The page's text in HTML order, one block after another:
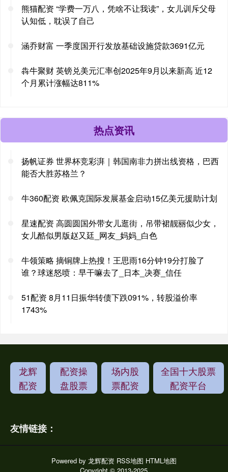
熊猫配资 “学费一万八，凭啥不让我读”，女儿训斥父母
认知低，耽误了自己
涵乔财富 一季度国开行发放基础设施贷款3691亿元
犇牛聚财 英镑兑美元汇率创2025年9月以来新高 近12
个月累计涨幅达811%
热点资讯
扬帆证券 世界杯竞彩湃｜韩国南非力拼出线资格，巴西
能否大胜苏格兰？
牛360配资 欧佩克国际发展基金启动15亿美元援助计划
星速配资 高圆圆国外带女儿逛街，吊带裙靓丽似少女，
女儿酷似男版赵又廷_网友_妈妈_白色
牛领策略 摘铜牌上热搜！王思雨16分钟19分打脸了
谁？球迷怒喷：早干嘛去了_日本_决赛_信任
51配资 8月11日振华转债下跌091%，转股溢价率
1743%
龙辉
配资
配资操
盘股票
场内股
票配资
全国十大股票
配资平台
友情链接：
Powered by 龙辉配资 RSS地图 HTML地图